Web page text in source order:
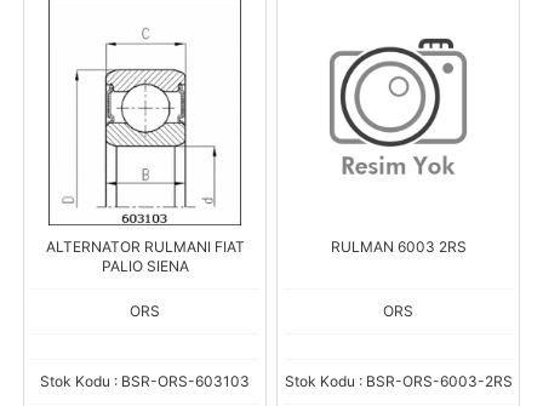
ALTERNATOR RULMANI FIAT
PALIO SIENA
ORS
Stok Kodu : BSR-ORS-603103
RULMAN 6003 2RS
ORS
Stok Kodu : BSR-ORS-6003-2RS